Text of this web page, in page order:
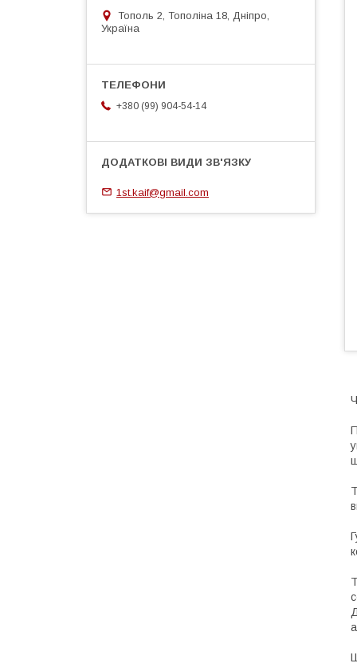
Тополь 2, Тополіна 18, Дніпро,
Україна
+380 (99) 904-54-14
1st.kaif@gmail.com